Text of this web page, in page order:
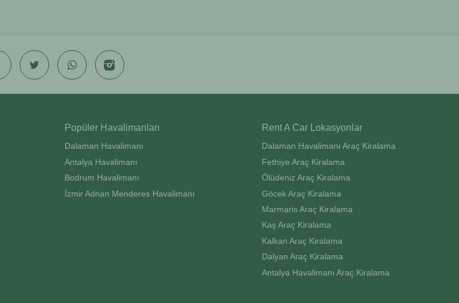
Popüler Havalimanları
Dalaman Havalimanı
Antalya Havalimanı
Bodrum Havalimanı
İzmir Adnan Menderes Havalimanı
Rent A Car Lokasyonlar
Dalaman Havalimanı Araç Kiralama
Fethiye Araç Kiralama
Ölüdeniz Araç Kiralama
Göcek Araç Kiralama
Marmaris Araç Kiralama
Kaş Araç Kiralama
Kalkan Araç Kiralama
Dalyan Araç Kiralama
Antalya Havalimanı Araç Kiralama